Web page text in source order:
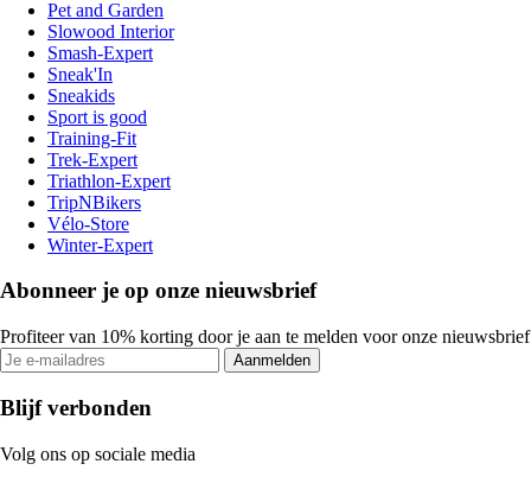
Pet and Garden
Slowood Interior
Smash-Expert
Sneak'In
Sneakids
Sport is good
Training-Fit
Trek-Expert
Triathlon-Expert
TripNBikers
Vélo-Store
Winter-Expert
Abonneer je op onze nieuwsbrief
Profiteer van 10% korting door je aan te melden voor onze nieuwsbrief
Aanmelden
Blijf verbonden
Volg ons op sociale media